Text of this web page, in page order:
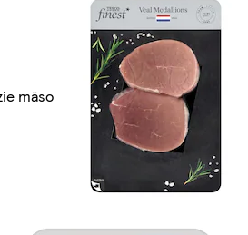
mäso